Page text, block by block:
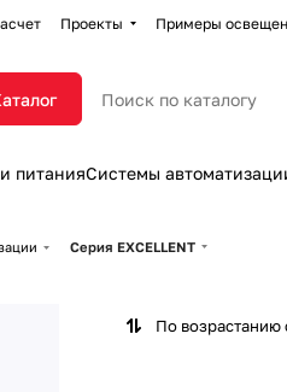
Проекты Примеры
питанияСистемы
Серия EXCELLENT
По возрастанию